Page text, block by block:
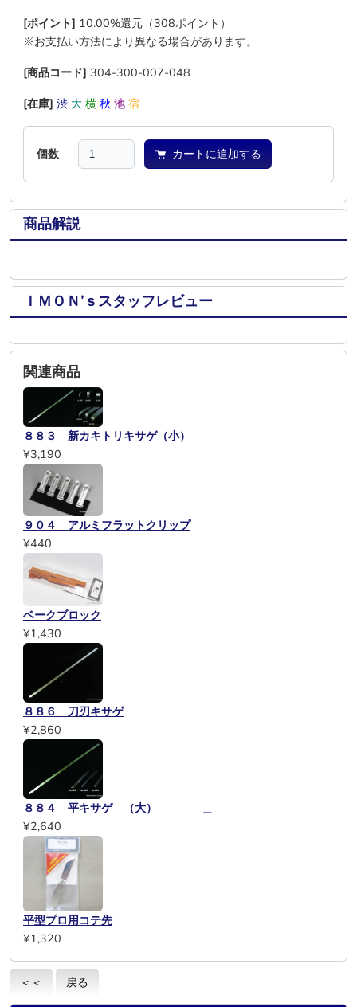
[ポイント] 10.00%還元（308ポイント）
※お支払い方法により異なる場合があります。
[商品コード] 304-300-007-048
[在庫] 渋 大 横 秋 池 宿
個数 カートに追加する
商品解説
ＩＭＯＮ’ｓスタッフレビュー
関連商品
８８３ 新カキトリキサゲ（小）
¥3,190
９０４ アルミフラットクリップ
¥440
ベークブロック
¥1,430
８８６ 刀刃キサゲ
¥2,860
８８４ 平キサゲ （大） ＿
¥2,640
平型プロ用コテ先
¥1,320
＜＜ 戻る